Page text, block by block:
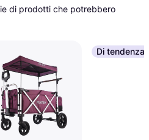
di prodotti che potrebbero
Di tendenza